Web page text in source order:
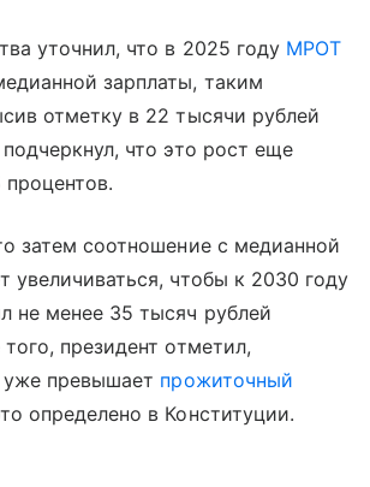
уточнил, что в 2025 году МРОТ
зарплаты, таким
отметку в 22 тысячи рублей
что это рост еще
затем соотношение с медианной
увеличиваться, чтобы к 2030 году
не менее 35 тысяч рублей
президент отметил,
уже превышает прожиточный
определено в Конституции.